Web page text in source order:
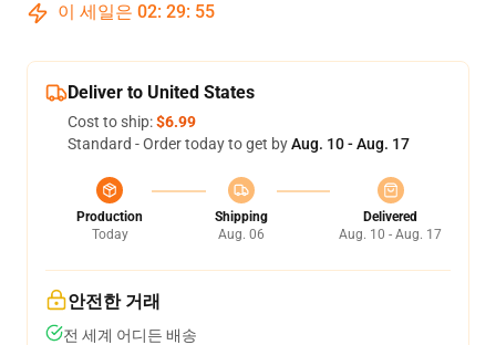
이 세일은 02: 29: 54
Deliver to United States
Cost to ship:$6.99
Standard - Order today to get byAug. 10 - Aug. 17
Production
Today
Shipping
Aug. 06
Delivered
Aug. 10 - Aug. 17
안전한 거래
전 세계 어디든 배송